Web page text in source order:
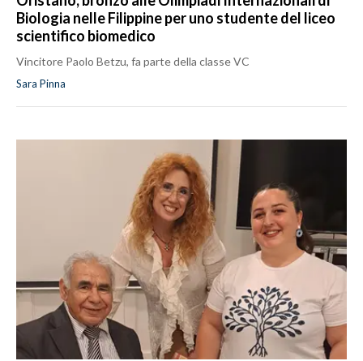
Biologia nelle Filippine per uno studente del liceo
scientifico biomedico
Vincitore Paolo Betzu, fa parte della classe VC
Sara Pinna